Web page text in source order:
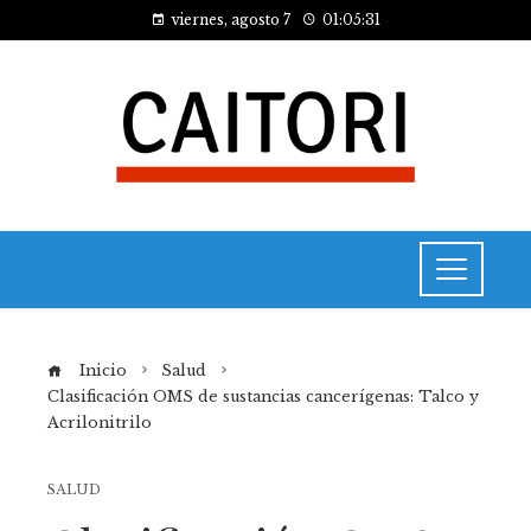
viernes, agosto 7 01:05:32
Inicio
Salud
Clasificación OMS de sustancias cancerígenas: Talco y
Acrilonitrilo
SALUD